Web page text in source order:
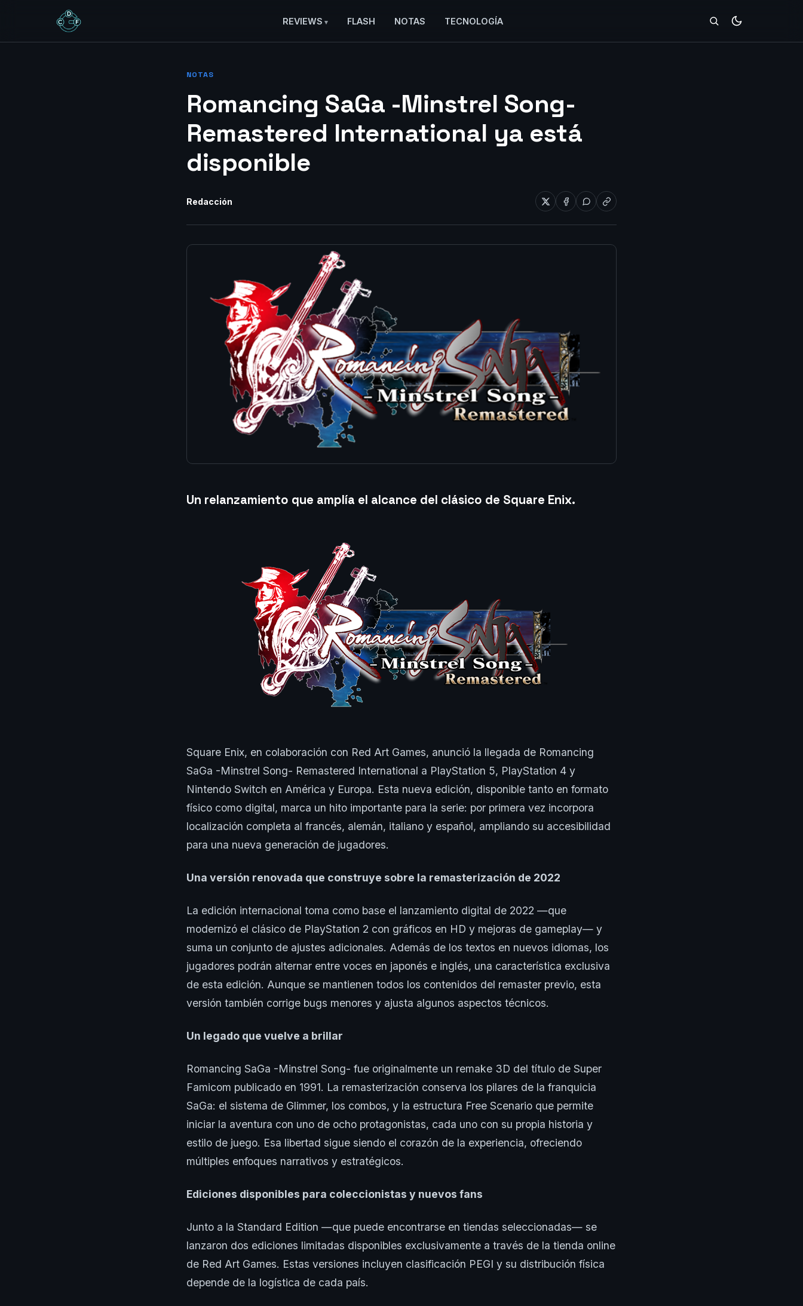
REVIEWS FLASH NOTAS TECNOLOGÍA
NOTAS
Romancing SaGa -Minstrel Song-
Remastered International ya está
disponible
Redacción
Un relanzamiento que amplía el alcance del clásico de Square Enix.
Square Enix, en colaboración con Red Art Games, anunció la llegada de Romancing
SaGa -Minstrel Song- Remastered International a PlayStation 5, PlayStation 4 y
Nintendo Switch en América y Europa. Esta nueva edición, disponible tanto en formato
físico como digital, marca un hito importante para la serie: por primera vez incorpora
localización completa al francés, alemán, italiano y español, ampliando su accesibilidad
para una nueva generación de jugadores.
Una versión renovada que construye sobre la remasterización de 2022
La edición internacional toma como base el lanzamiento digital de 2022 —que
modernizó el clásico de PlayStation 2 con gráficos en HD y mejoras de gameplay— y
suma un conjunto de ajustes adicionales. Además de los textos en nuevos idiomas, los
jugadores podrán alternar entre voces en japonés e inglés, una característica exclusiva
de esta edición. Aunque se mantienen todos los contenidos del remaster previo, esta
versión también corrige bugs menores y ajusta algunos aspectos técnicos.
Un legado que vuelve a brillar
Romancing SaGa -Minstrel Song- fue originalmente un remake 3D del título de Super
Famicom publicado en 1991. La remasterización conserva los pilares de la franquicia
SaGa: el sistema de Glimmer, los combos, y la estructura Free Scenario que permite
iniciar la aventura con uno de ocho protagonistas, cada uno con su propia historia y
estilo de juego. Esa libertad sigue siendo el corazón de la experiencia, ofreciendo
múltiples enfoques narrativos y estratégicos.
Ediciones disponibles para coleccionistas y nuevos fans
Junto a la Standard Edition —que puede encontrarse en tiendas seleccionadas— se
lanzaron dos ediciones limitadas disponibles exclusivamente a través de la tienda online
de Red Art Games. Estas versiones incluyen clasificación PEGI y su distribución física
depende de la logística de cada país.